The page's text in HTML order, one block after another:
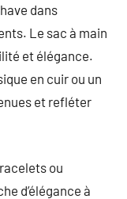
dans
Le sac à main
et élégance.
en cuir ou un
et refléter
ou
d’élégance à